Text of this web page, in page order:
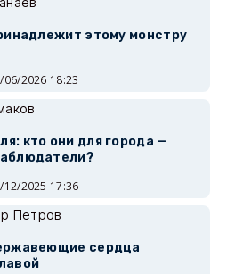
этому монстру
06/2026 18:23
кто они для города —
12/2025 17:36
Петров
сердца